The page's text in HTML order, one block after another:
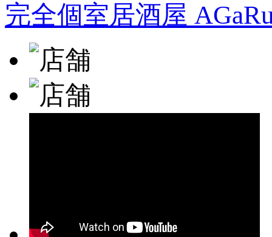
完全個室居酒屋